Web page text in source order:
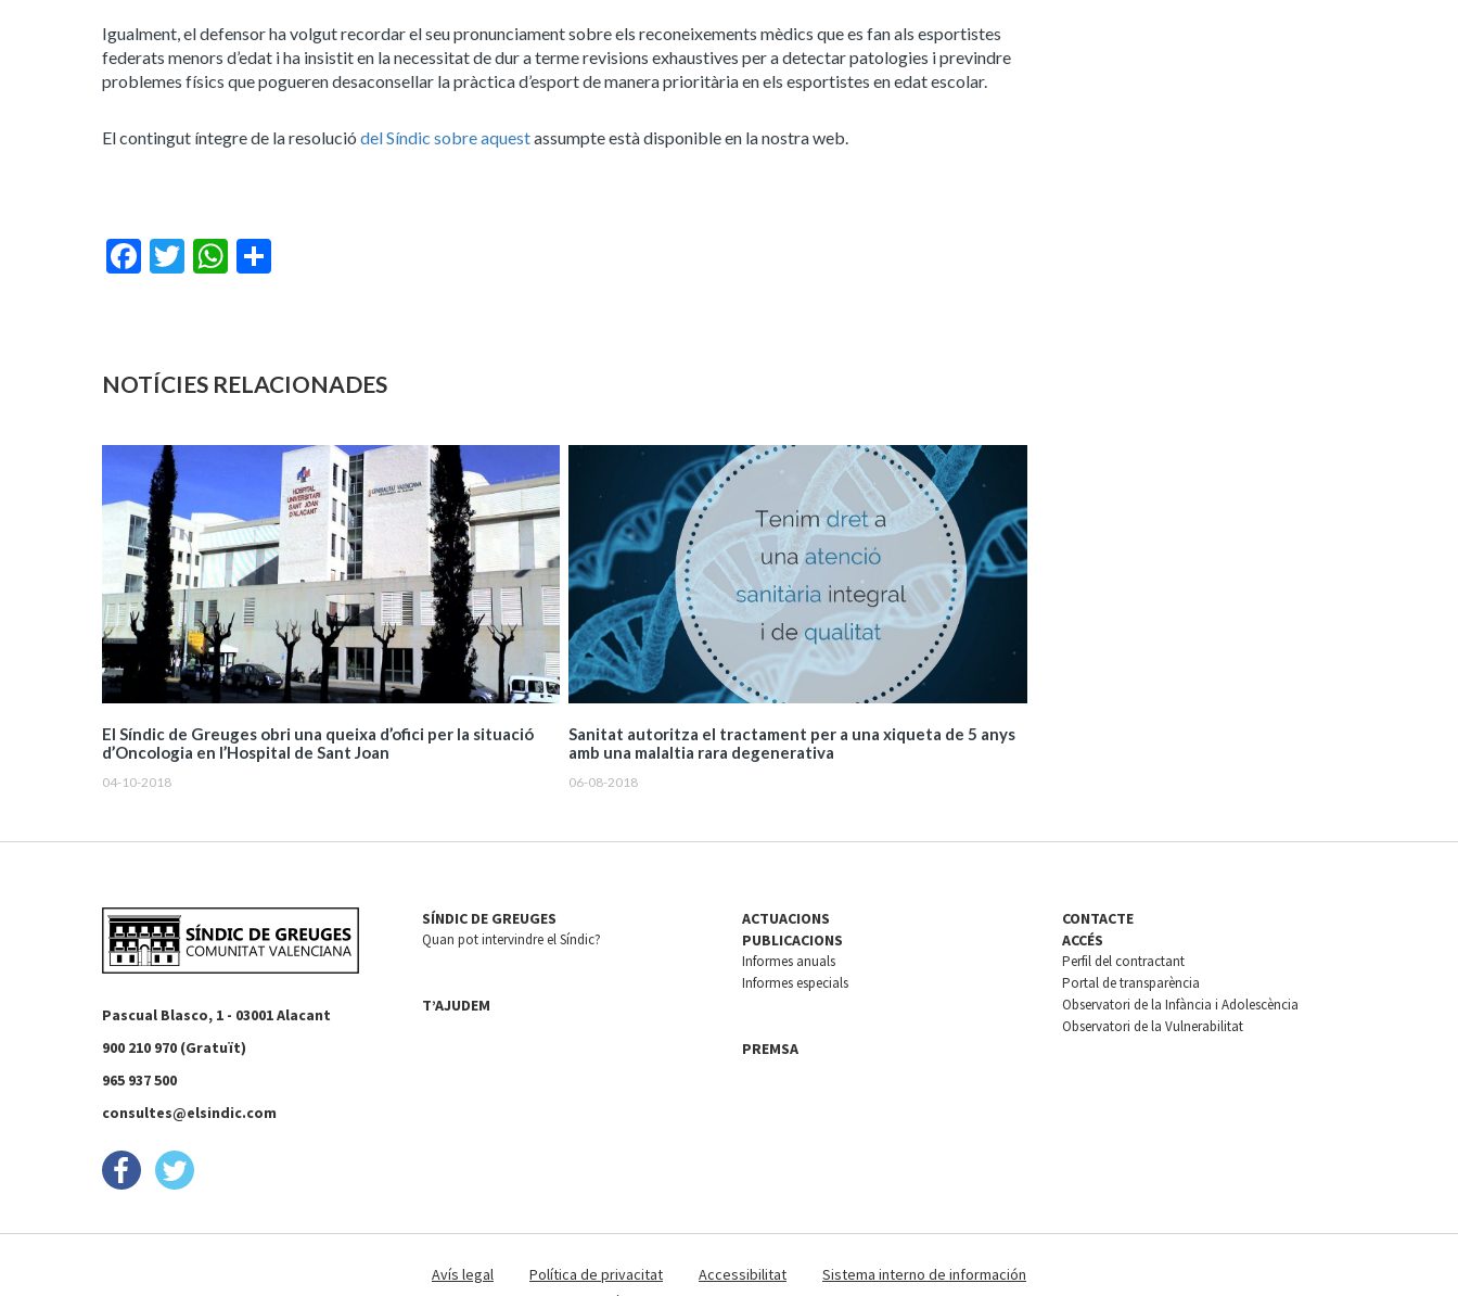
Igualment, el defensor ha volgut recordar el seu pronunciament sobre els reconeixements mèdics que es fan als esportistes
federats menors d’edat i ha insistit en la necessitat de dur a terme revisions exhaustives per a detectar patologies i previndre
problemes físics que pogueren desaconsellar la pràctica d’esport de manera prioritària en els esportistes en edat escolar.
El contingut íntegre de la resolució del Síndic sobre aquestassumpte està disponible en la nostra web.
Facebook
Twitter WhatsApp
NOTÍCIES RELACIONADES
El Síndic de Greuges obri una queixa d’ofici per la situació
d’Oncologia en l’Hospital de Sant Joan
04-10-2018
Sanitat autoritza el tractament per a una xiqueta de 5 anys
amb una malaltia rara degenerativa
06-08-2018
Pascual Blasco, 1 - 03001 Alacant
900 210 970 (Gratuït)
965 937 500
consultes@elsindic.com
SÍNDIC DE GREUGES
Quan pot intervindre el Síndic?
T’AJUDEM
ACTUACIONS
PUBLICACIONS
Informes anuals
Informes especials
PREMSA
CONTACTE
ACCÉS
Perfil del contractant
Portal de transparència
Observatori de la Infància i Adolescència
Observatori de la Vulnerabilitat
Avís legal Política de privacitat Accessibilitat
Sistema interno de información